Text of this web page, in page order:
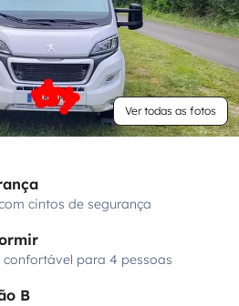
Ver todas as fotos
cintos de segurança
para 4 pessoas
B